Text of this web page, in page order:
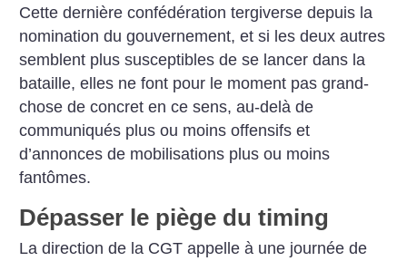
Cette dernière confédération tergiverse depuis la
nomination du gouvernement, et si les deux autres
semblent plus susceptibles de se lancer dans la
bataille, elles ne font pour le moment pas grand-
chose de concret en ce sens, au-delà de
communiqués plus ou moins offensifs et
d’annonces de mobilisations plus ou moins
fantômes.
Dépasser le piège du timing
La direction de la CGT appelle à une journée de